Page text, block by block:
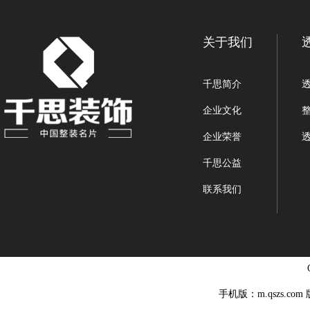
关于我们
千思简介
企业文化
企业荣誉
千思公益
联系我们
手机版：m.qszs.com